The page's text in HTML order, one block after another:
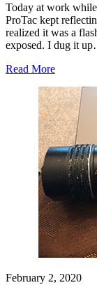
Today at work
ProTac kept
realized it was a
exposed. I dug it
Read More
February 2, 2020